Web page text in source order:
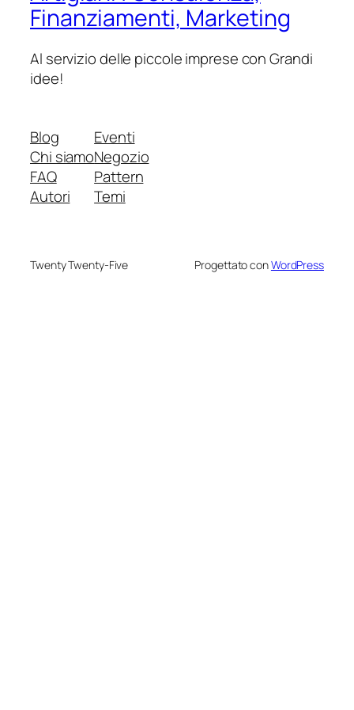
Finanziamenti, Marketing
Al servizio delle piccole imprese con Grandi
idee!
Blog
Chi siamo
FAQ
Autori
Eventi
Negozio
Pattern
Temi
Twenty Twenty-Five Progettato conWordPress